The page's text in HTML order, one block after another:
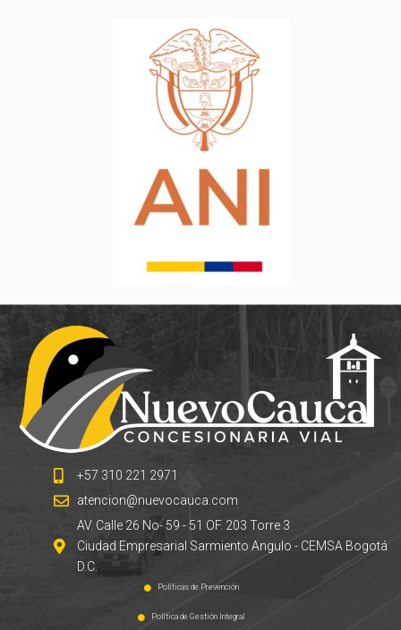
+57 310 221 2971
atencion@nuevocauca.com
AV. Calle 26 No- 59 - 51 OF. 203 Torre 3
Ciudad Empresarial Sarmiento Angulo - CEMSA Bogotá
D.C.
Políticas de Prevención
Política de Gestión Integral